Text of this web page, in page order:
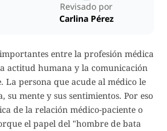
Revisado por
Carlina Pérez
entre la profesión médica
actitud humana y la comunicación
La persona que acude al médico le
su mente y sus sentimientos. Por eso
de la relación médico-paciente o
el papel del "hombre de bata